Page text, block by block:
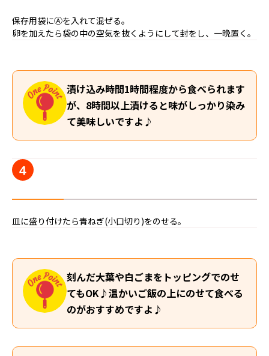
保存用袋にⒶを入れて混ぜる。
卵を加えたら袋の中の空気を抜くようにして封をし、一晩置く。
漬け込み時間1時間程度から食べられます
が、8時間以上漬けると味がしっかり染み
て美味しいですよ♪
4
皿に盛り付けたら青ねぎ(小口切り)をのせる。
刻んだ大葉や白ごまをトッピングでのせ
てもOK♪温かいご飯の上にのせて食べる
のがおすすめですよ♪